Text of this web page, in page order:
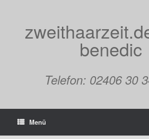
benedic
Telefon: 02406 30
Menü